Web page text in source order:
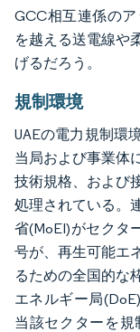
GCC相互連係の
を越える送電線や
げるだろう。
規制環境
UAEの電力規制環
当局および事業体
技術規格、および
処理されている。
省(MoEI)がセクタ
号が、再生可能エ
るための全国的な
エネルギー局
当該セクターを